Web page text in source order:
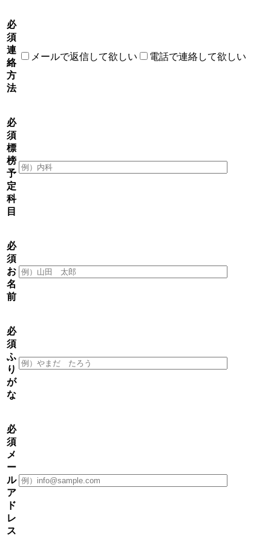
必
須
連
絡
方
法
メールで返信して欲しい 電話で連絡して欲しい
必
須
標
榜
予
定
科
目
必
須
お
名
前
必
須
ふ
り
が
な
必
須
メ
ー
ル
ア
ド
レ
ス